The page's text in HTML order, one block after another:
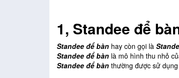
1, Standee để
Standee để bànhay còn gọi là
Standee để bànlà mô hình thu nhỏ
Standee để bànthường được sử dụng